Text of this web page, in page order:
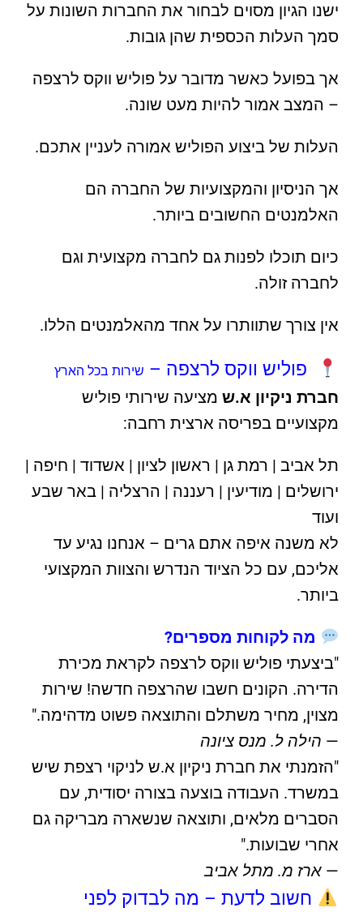
ישנו הגיון מסוים לבחור את החברות השונות על
סמך העלות הכספית שהן גובות.
אך בפועל כאשר מדובר על פוליש ווקס לרצפה
– המצב אמור להיות מעט שונה.
העלות של ביצוע הפוליש אמורה לעניין אתכם.
אך הניסיון והמקצועיות של החברה הם
האלמנטים החשובים ביותר.
כיום תוכלו לפנות גם לחברה מקצועית וגם
לחברה זולה.
אין צורך שתוותרו על אחד מהאלמנטים הללו.
פוליש ווקס לרצפה – שירות בכל הארץ
חברת ניקיון א.ש מציעה שירותי פוליש
מקצועיים בפריסה ארצית רחבה:
תל אביב | רמת גן | ראשון לציון | אשדוד | חיפה |
ירושלים | מודיעין | רעננה | הרצליה | באר שבע
ועוד
לא משנה איפה אתם גרים – אנחנו נגיע עד
אליכם, עם כל הציוד הנדרש והצוות המקצועי
ביותר.
מה לקוחות מספרים?
"ביצעתי פוליש ווקס לרצפה לקראת מכירת
הדירה. הקונים חשבו שהרצפה חדשה! שירות
מצוין, מחיר משתלם והתוצאה פשוט מדהימה."
— הילה ל. מנס ציונה
"הזמנתי את חברת ניקיון א.ש לניקוי רצפת שיש
במשרד. העבודה בוצעה בצורה יסודית, עם
הסברים מלאים, ותוצאה שנשארה מבריקה גם
אחרי שבועות."
— ארז מ. מתל אביב
חשוב לדעת – מה לבדוק לפני